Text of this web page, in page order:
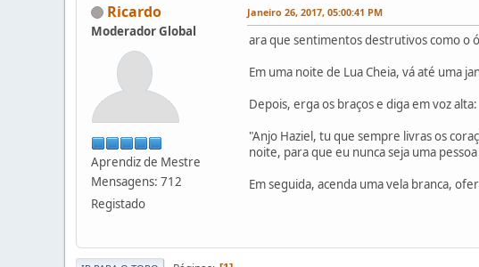
Ricardo
Moderador Global
Aprendiz de Mestre
Mensagens: 712
Registado
Janeiro 26, 2017, 05:00:41 PM
ara que sentimentos destrutivos como o
Em uma noite de Lua Cheia, vá até uma
Depois, erga os braços e diga em voz alta:
"Anjo Haziel, tu que sempre livras os
noite, para que eu nunca seja uma
Em seguida, acenda uma vela branca,